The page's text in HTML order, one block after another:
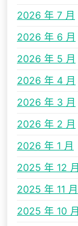
2026 年 7 月
2026 年 6 月
2026 年 5 月
2026 年 4 月
2026 年 3 月
2026 年 2 月
2026 年 1 月
2025 年 12 月
2025 年 11 月
2025 年 10 月